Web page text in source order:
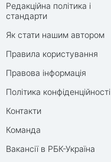
Редакційна політика і
стандарти
Як стати нашим автором
Правила користування
Правова інформація
Політика конфіденційності
Контакти
Команда
Вакансії в РБК-Україна